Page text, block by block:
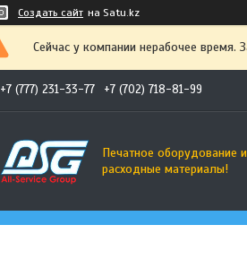
Создать сайт на Satu.kz
Сейчас у компании нерабочее время.
+7 (777) 231-33-77 +7 (702) 718-81-99
Печатное оборудование и
расходные материалы!